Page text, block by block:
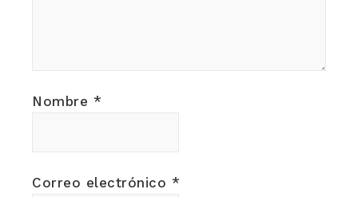
Nombre *
Correo electrónico *